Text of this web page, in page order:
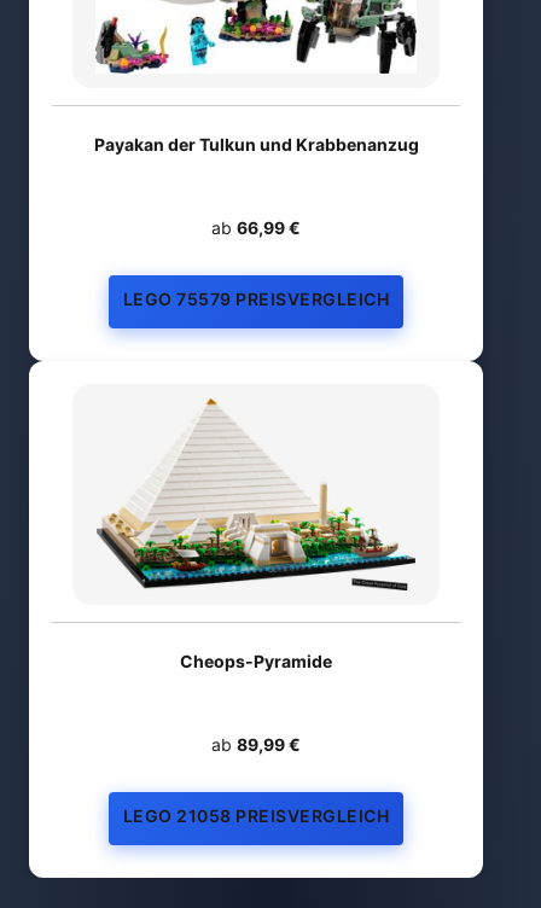
Payakan der Tulkun und Krabbenanzug
ab 66,99 €
LEGO 75579 PREISVERGLEICH
Cheops-Pyramide
ab 89,99 €
LEGO 21058 PREISVERGLEICH